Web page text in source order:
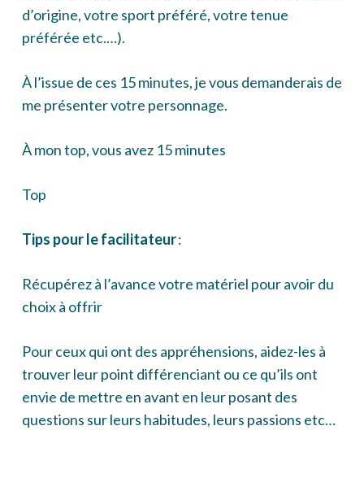
d’origine, votre sport préféré, votre tenue
préférée etc.…).
À l’issue de ces 15 minutes, je vous demanderais de
me présenter votre personnage.
À mon top, vous avez 15 minutes
Top
Tips pour le facilitateur:
Récupérez à l’avance votre matériel pour avoir du
choix à offrir
Pour ceux qui ont des appréhensions, aidez-les à
trouver leur point différenciant ou ce qu’ils ont
envie de mettre en avant en leur posant des
questions sur leurs habitudes, leurs passions etc…